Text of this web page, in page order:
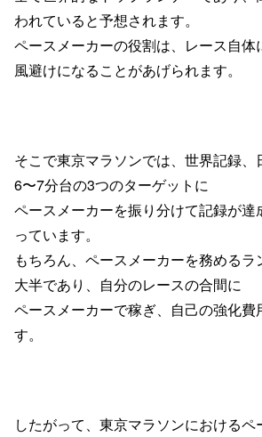
われていると予想されます。
ペースメーカーの役割は、 レース自体
風避けになることがあげられます。
そこで東京マラソンでは、 世界記録、
6〜7分台の3つのターゲットに
ペースメーカーを振り分けて記録が
っています。
もちろん、ペースメーカーを務めるラ
大半であり、 自分のレースの合間に
ペースメーカーで稼ぎ、 自己の強化
す。
したがって、東京マラソンにおけるペ